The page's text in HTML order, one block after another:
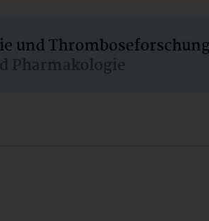
und Thromboseforschung
Pharmakologie